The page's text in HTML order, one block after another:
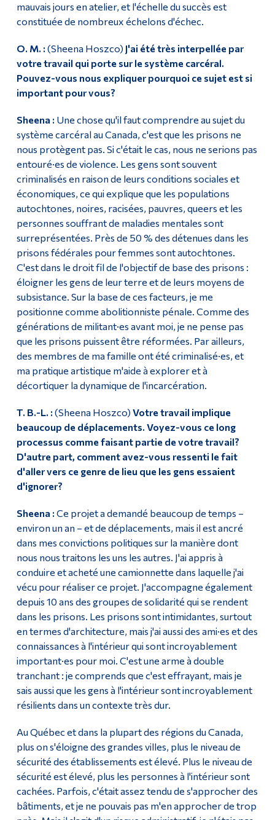
mauvais jours en atelier, et l'échelle du succès est
constituée de nombreux échelons d'échec.
O. M. : (Sheena Hoszco) J'ai été très interpellée par
votre travail qui porte sur le système carcéral.
Pouvez-vous nous expliquer pourquoi ce sujet est si
important pour vous?
Sheena : Une chose qu'il faut comprendre au sujet du
système carcéral au Canada, c'est que les prisons ne
nous protègent pas. Si c'était le cas, nous ne serions pas
entouré·es de violence. Les gens sont souvent
criminalisés en raison de leurs conditions sociales et
économiques, ce qui explique que les populations
autochtones, noires, racisées, pauvres, queers et les
personnes souffrant de maladies mentales sont
surreprésentées. Près de 50 % des détenues dans les
prisons fédérales pour femmes sont autochtones.
C'est dans le droit fil de l'objectif de base des prisons :
éloigner les gens de leur terre et de leurs moyens de
subsistance. Sur la base de ces facteurs, je me
positionne comme abolitionniste pénale. Comme des
générations de militant·es avant moi, je ne pense pas
que les prisons puissent être réformées. Par ailleurs,
des membres de ma famille ont été criminalisé·es, et
ma pratique artistique m'aide à explorer et à
décortiquer la dynamique de l'incarcération.
T. B.-L. : (Sheena Hoszco) Votre travail implique
beaucoup de déplacements. Voyez-vous ce long
processus comme faisant partie de votre travail?
D'autre part, comment avez-vous ressenti le fait
d'aller vers ce genre de lieu que les gens essaient
d'ignorer?
Sheena : Ce projet a demandé beaucoup de temps –
environ un an – et de déplacements, mais il est ancré
dans mes convictions politiques sur la manière dont
nous nous traitons les uns les autres. J'ai appris à
conduire et acheté une camionnette dans laquelle j'ai
vécu pour réaliser ce projet. J'accompagne également
depuis 10 ans des groupes de solidarité qui se rendent
dans les prisons. Les prisons sont intimidantes, surtout
en termes d'architecture, mais j'ai aussi des ami·es et des
connaissances à l'intérieur qui sont incroyablement
important·es pour moi. C'est une arme à double
tranchant : je comprends que c'est effrayant, mais je
sais aussi que les gens à l'intérieur sont incroyablement
résilients dans un contexte très dur.
Au Québec et dans la plupart des régions du Canada,
plus on s'éloigne des grandes villes, plus le niveau de
sécurité des établissements est élevé. Plus le niveau de
sécurité est élevé, plus les personnes à l'intérieur sont
cachées. Parfois, c'était assez tendu de s'approcher des
bâtiments, et je ne pouvais pas m'en approcher de trop